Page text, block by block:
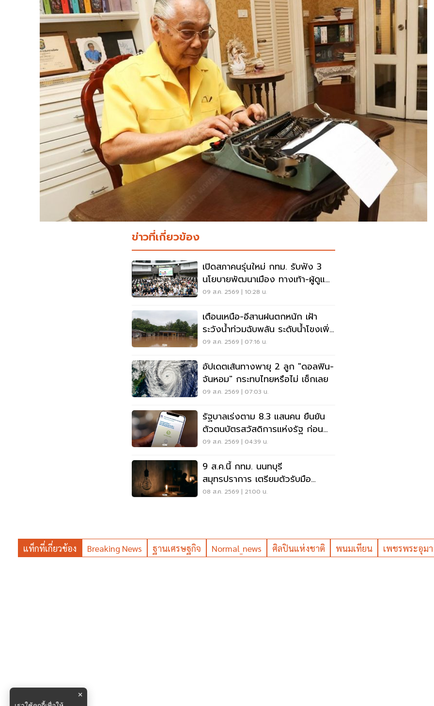
ข่าวที่เกี่ยวข้อง
เปิดสภาคนรุ่นใหม่ กทม. รับฟัง 3
นโยบายพัฒนาเมือง ทางเท้า-ผู้ดูแล
ออทิสติก-จักรยาน
09 ส.ค. 2569 | 10:28 น.
เตือนเหนือ-อีสานฝนตกหนัก เฝ้า
ระวังน้ำท่วมฉับพลัน ระดับน้ำโขงเพิ่ม
สูง
09 ส.ค. 2569 | 07:16 น.
อัปเดตเส้นทางพายุ 2 ลูก "ดอลฟิน-
จันหอม" กระทบไทยหรือไม่ เช็กเลย
09 ส.ค. 2569 | 07:03 น.
รัฐบาลเร่งตาม 8.3 แสนคน ยืนยัน
ตัวตนบัตรสวัสดิการแห่งรัฐ ก่อน
พลาดสิทธิ
09 ส.ค. 2569 | 04:39 น.
9 ส.ค.นี้ กทม. นนทบุรี
สมุทรปราการ เตรียมตัวรับมือ
'ไฟฟ้าดับ' หลายจุด
08 ส.ค. 2569 | 21:00 น.
แท็กที่เกี่ยวข้อง Breaking News ฐานเศรษฐกิจ Normal_news ศิลปินแห่งชาติ พนมเทียน เพชรพระอุมา
×